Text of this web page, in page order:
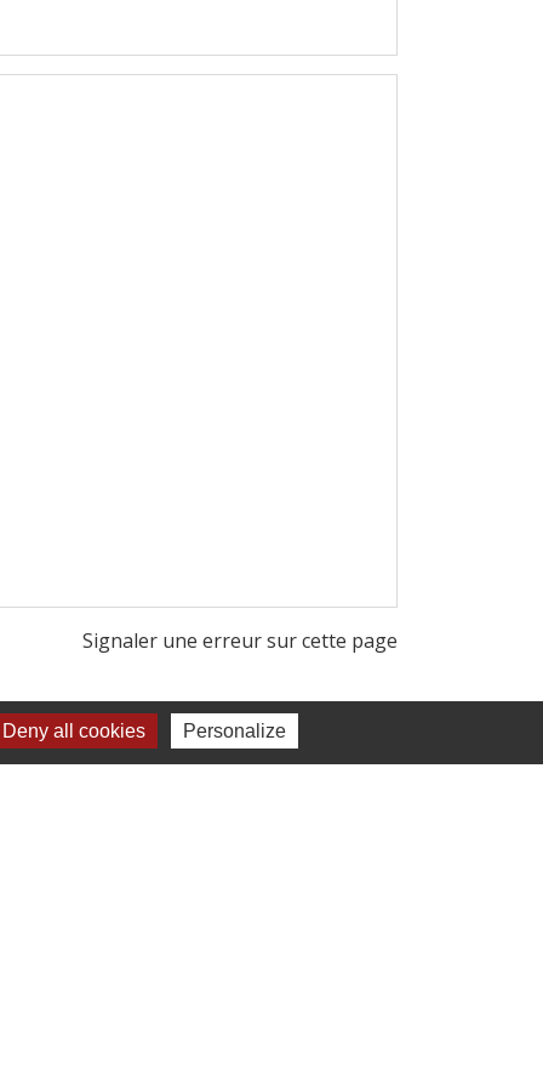
Signaler une erreur sur cette page
Deny all cookies Personalize